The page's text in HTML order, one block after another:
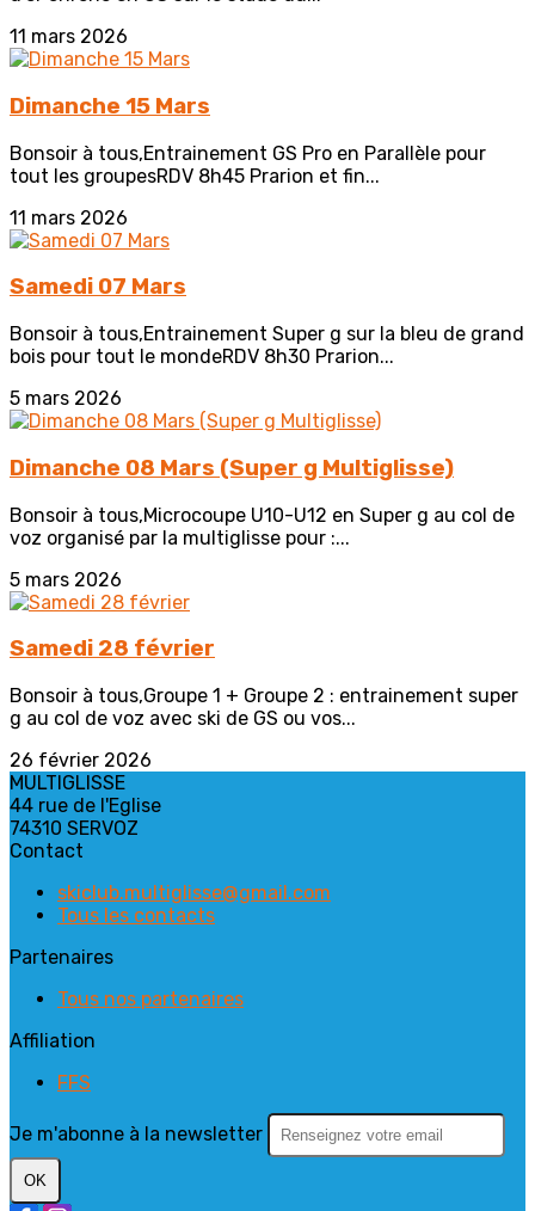
11 mars 2026
Dimanche 15 Mars
Bonsoir à tous,Entrainement GS Pro en Parallèle pour
tout les groupesRDV 8h45 Prarion et fin...
11 mars 2026
Samedi 07 Mars
Bonsoir à tous,Entrainement Super g sur la bleu de grand
bois pour tout le mondeRDV 8h30 Prarion...
5 mars 2026
Dimanche 08 Mars (Super g Multiglisse)
Bonsoir à tous,Microcoupe U10-U12 en Super g au col de
voz organisé par la multiglisse pour :...
5 mars 2026
Samedi 28 février
Bonsoir à tous,Groupe 1 + Groupe 2 : entrainement super
g au col de voz avec ski de GS ou vos...
26 février 2026
MULTIGLISSE
44 rue de l'Eglise
74310 SERVOZ
Contact
skiclub.multiglisse@gmail.com
Tous les contacts
Partenaires
Tous nos partenaires
Affiliation
FFS
Je m'abonne à la newsletter
OK